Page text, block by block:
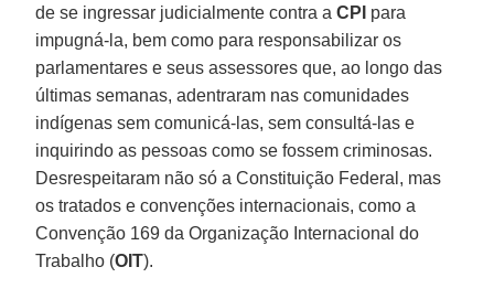
de se ingressar judicialmente contra aCPI para
impugná-la, bem como para responsabilizar os
parlamentares e seus assessores que, ao longo das
últimas semanas, adentraram nas comunidades
indígenas sem comunicá-las, sem consultá-las e
inquirindo as pessoas como se fossem criminosas.
Desrespeitaram não só a Constituição Federal, mas
os tratados e convenções internacionais, como a
Convenção 169 da Organização Internacional do
Trabalho (OIT).